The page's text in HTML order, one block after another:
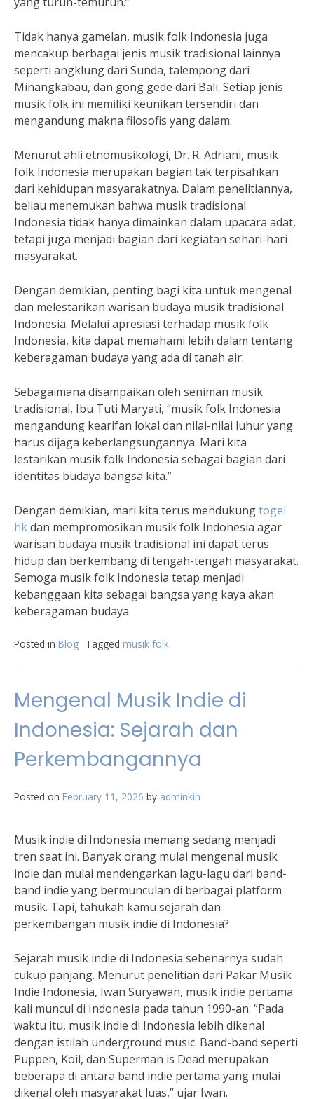
Tidak hanya gamelan, musik folk Indonesia juga
mencakup berbagai jenis musik tradisional lainnya
seperti angklung dari Sunda, talempong dari
Minangkabau, dan gong gede dari Bali. Setiap jenis
musik folk ini memiliki keunikan tersendiri dan
mengandung makna filosofis yang dalam.
Menurut ahli etnomusikologi, Dr. R. Adriani, musik
folk Indonesia merupakan bagian tak terpisahkan
dari kehidupan masyarakatnya. Dalam penelitiannya,
beliau menemukan bahwa musik tradisional
Indonesia tidak hanya dimainkan dalam upacara adat,
tetapi juga menjadi bagian dari kegiatan sehari-hari
masyarakat.
Dengan demikian, penting bagi kita untuk mengenal
dan melestarikan warisan budaya musik tradisional
Indonesia. Melalui apresiasi terhadap musik folk
Indonesia, kita dapat memahami lebih dalam tentang
keberagaman budaya yang ada di tanah air.
Sebagaimana disampaikan oleh seniman musik
tradisional, Ibu Tuti Maryati, “musik folk Indonesia
mengandung kearifan lokal dan nilai-nilai luhur yang
harus dijaga keberlangsungannya. Mari kita
lestarikan musik folk Indonesia sebagai bagian dari
identitas budaya bangsa kita.”
Dengan demikian, mari kita terus mendukungtogel
hkdan mempromosikan musik folk Indonesia agar
warisan budaya musik tradisional ini dapat terus
hidup dan berkembang di tengah-tengah masyarakat.
Semoga musik folk Indonesia tetap menjadi
kebanggaan kita sebagai bangsa yang kaya akan
keberagaman budaya.
Posted in Blog Tagged musik folk
Mengenal Musik Indie di
Indonesia: Sejarah dan
Perkembangannya
Posted on February 11, 2026 by adminkin
Musik indie di Indonesia memang sedang menjadi
tren saat ini. Banyak orang mulai mengenal musik
indie dan mulai mendengarkan lagu-lagu dari band-
band indie yang bermunculan di berbagai platform
musik. Tapi, tahukah kamu sejarah dan
perkembangan musik indie di Indonesia?
Sejarah musik indie di Indonesia sebenarnya sudah
cukup panjang. Menurut penelitian dari Pakar Musik
Indie Indonesia, Iwan Suryawan, musik indie pertama
kali muncul di Indonesia pada tahun 1990-an. “Pada
waktu itu, musik indie di Indonesia lebih dikenal
dengan istilah underground music. Band-band seperti
Puppen, Koil, dan Superman is Dead merupakan
beberapa di antara band indie pertama yang mulai
dikenal oleh masyarakat luas,” ujar Iwan.